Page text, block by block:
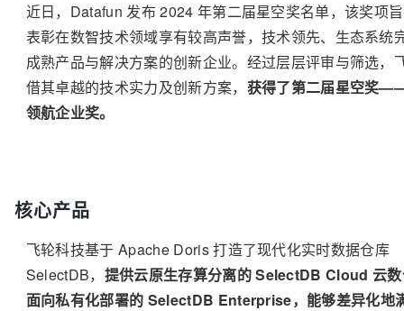
近日，Datafun 发布 2024 年第二届星空奖名单，该奖项
表彰在数智技术领域享有较高声誉，技术领先、生态系统
成熟产品与解决方案的创新企业。经过层层评审与筛选，
借其卓越的技术实力及创新方案， 获得了第二届星空奖
领航企业奖。
核心产品
飞轮科技基于 Apache Doris 打造了现代化实时数据仓库
SelectDB， 提供云原生存算分离的 SelectDB Cloud 云
面向私有化部署的 SelectDB Enterprise，能够差异化地